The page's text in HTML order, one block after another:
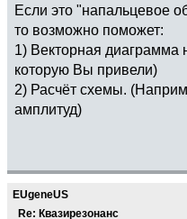
Если это "напальцевое
то возможно поможет:
1) Векторная
которую Вы привели)
2) Расчёт схемы.
амплитуд)
EUgeneUS
Re: Квазирезонанс